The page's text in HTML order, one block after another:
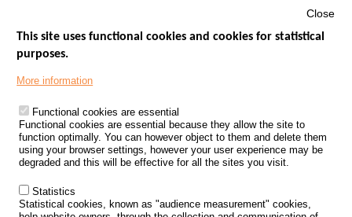
Footer
PROCESSING OF PERSONAL DATA FROM ROAD ACCIDENTS
KNOWLEDGE CENTRE
CALL FOR RESEARCH PROJECTS
ROAD SAFETY POLICY
Close
This site uses functional cookies and cookies for statistical
purposes.
More information
Functional cookies are essential
Functional cookies are essential because they allow the site to
function optimally. You can however object to them and delete them
using your browser settings, however your user experience may be
degraded and this will be effective for all the sites you visit.
Statistics
Statistical cookies, known as "audience measurement" cookies,